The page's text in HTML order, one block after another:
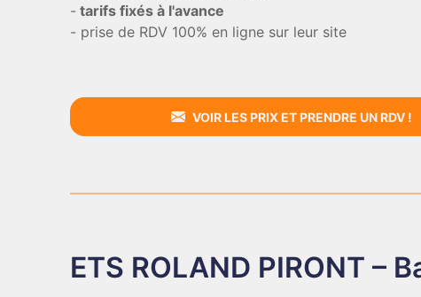
- tarifs fixés à l'avance
- prise de RDV 100% en ligne sur leur site
VOIR LES PRIX ET PRENDRE UN RDV !
ETS ROLAND PIRONT –